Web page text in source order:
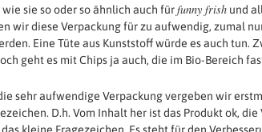
sie so oder so ähnlich auch fürfunny frish und
wir diese Verpackung für zu aufwendig, zumal
Eine Tüte aus Kunststoff würde es auch tun.
geht es mit Chips ja auch, die im Bio-Bereich
sehr aufwendige Verpackung vergeben wir
D.h. Vom Inhalt her ist das Produkt ok,